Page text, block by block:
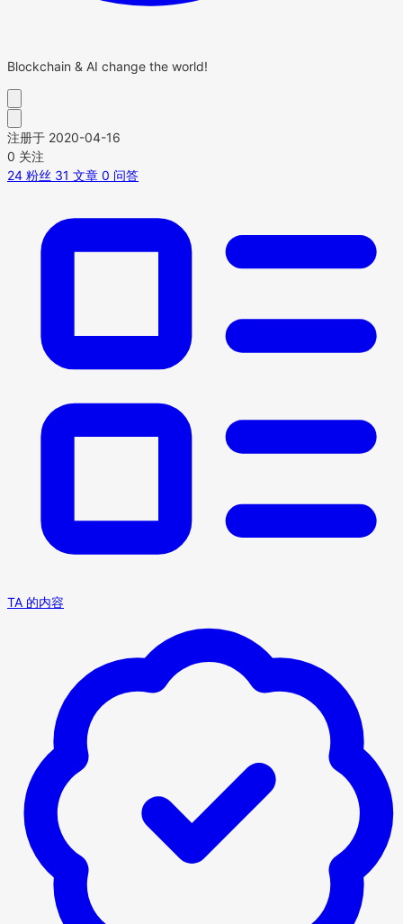
Blockchain & AI change the world!
注册于 2020-04-16
0 关注
24 粉丝 31 文章 0 问答
TA 的内容